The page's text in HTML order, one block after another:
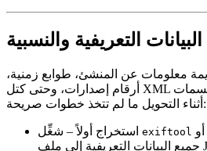
التعريفية والنسبية
معلومات عن المنشئ، طوابع زمنية،
أرقام إصدارات، وحتى كتل XML مخصّصة. قد تُفقد هذه السمات
أثناء التحويل ما لم تتخذ خطوات صريحة:
استخراج أولاً exiftool